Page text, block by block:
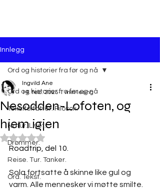
Innlegg
Ord og historier fra før og nå
Tekstforfatter. Filosofi.
Natur. Livet.
Drømmer.
Reise. Tur. Tanker.
Ord. Tekst.
Ord og historier fra før og nå
Nesodden-Lofoten, og
hjem igjen
Ingvild Ane
14. feb. 2025 1 min lesing
Gitt NaN av 5 stjerner.
Roadtrip, del 10.
Sola fortsatte å skinne like gul og
varm. Alle mennesker vi møtte smilte.